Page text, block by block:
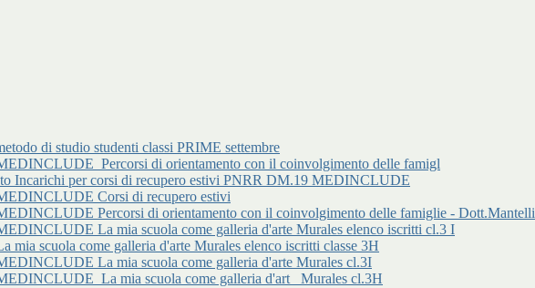
di studio studenti classi PRIME settembre
di orientamento con il coinvolgimento delle famigl
Incarichi per corsi di recupero estivi PNRR DM.19 MEDINCLUDE
Corsi di recupero estivi
Percorsi di orientamento con il coinvolgimento delle famiglie - Dott.Mantelli
La mia scuola come galleria d'arte Murales elenco iscritti cl.3 I
mia scuola come galleria d'arte Murales elenco iscritti classe 3H
La mia scuola come galleria d'arte Murales cl.3I
mia scuola come galleria d'art _Murales cl.3H